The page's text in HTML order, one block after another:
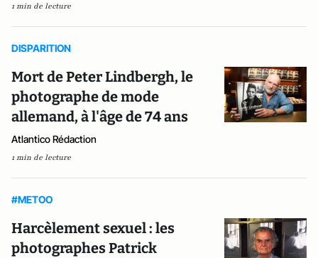
1 min de lecture
DISPARITION
Mort de Peter Lindbergh, le
photographe de mode
allemand, à l'âge de 74 ans
Atlantico Rédaction
1 min de lecture
#METOO
Harcèlement sexuel : les
photographes Patrick